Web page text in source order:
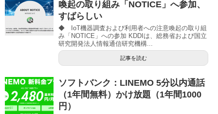
喚起の取り組み「NOTICE」へ参加、
すばらしい
◆ IoT機器調査および利用者への注意喚起の取り組
み「NOTICE」への参加 KDDIは、総務省および国立
研究開発法人情報通信研究機構...
記事を読む
ソフトバンク：LINEMO 5分以内通話
（1年間無料）かけ放題（1年間1000
円）